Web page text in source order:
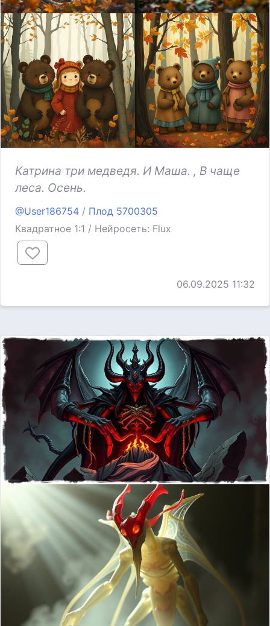
Катрина три медведя. И Маша. , В чаще
леса. Осень.
@User186754 / Плод 5700305
Квадратное 1:1 / Нейросеть: Flux
06.09.2025 11:32